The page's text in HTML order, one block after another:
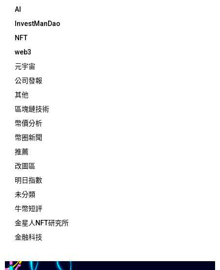
AI
InvestManDao
NFT
web3
元宇宙
公司發報
其他
區塊鏈技術
幣價分析
幣圈新聞
推薦
改圖區
明日指數
未分類
牛幣短評
金星人NFT研究所
金融科技